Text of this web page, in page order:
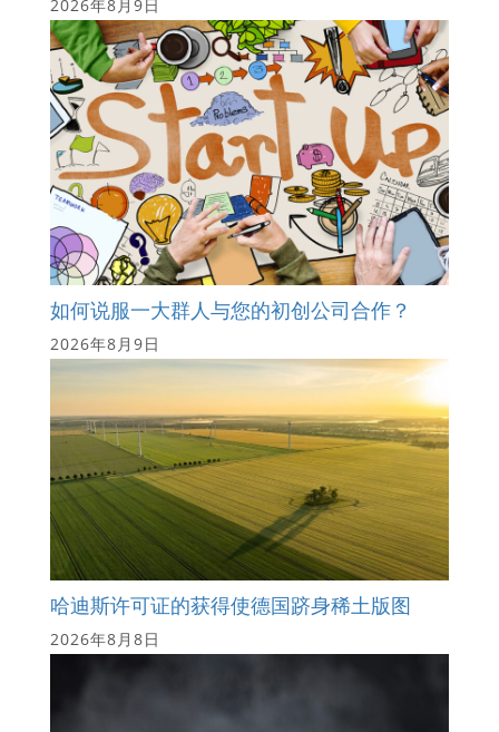
2026年8月9日
如何说服一大群人与您的初创公司合作？
2026年8月9日
哈迪斯许可证的获得使德国跻身稀土版图
2026年8月8日